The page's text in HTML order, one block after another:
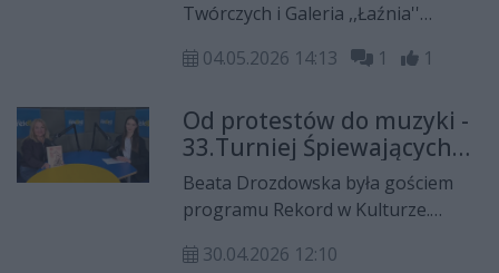
Poezję
Twórczych i Galeria ,,Łaźnia''
Turniej Śpiewających Poezję.
zabrzmią piosenki do wierszy Jacka
Kaczmarskiego i Zbigniewa
Herberta. Pierwsze spotkanie
odbędzie się 7 maja.
04.05.2026 14:13 1 1
Od protestów do muzyki -
33.Turniej Śpiewających
Poezję
Beata Drozdowska była gościem
programu Rekord w Kulturze.
m.in. o 33.Turnieju Śpiewających
30.04.2026 12:10